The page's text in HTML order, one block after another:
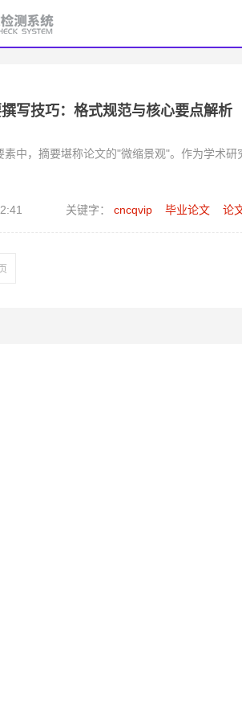
写技巧：格式规范与核心要点解析
素中，摘要堪称论文的"微缩景观"。作为学术
关键字： cncqvip 毕业论文 论